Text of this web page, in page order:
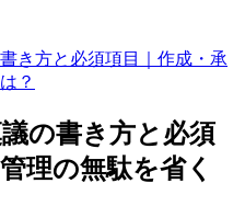
き方と必須項目｜作成・承
？
の書き方と必須
理の無駄を省く